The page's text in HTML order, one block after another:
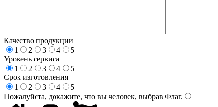
Качество продукции
1
2 3 4
5
Уровень сервиса
1
2 3 4
5
Срок изготовления
1
2 3 4
5
Пожалуйста, докажите, что вы человек, выбрав Флаг.